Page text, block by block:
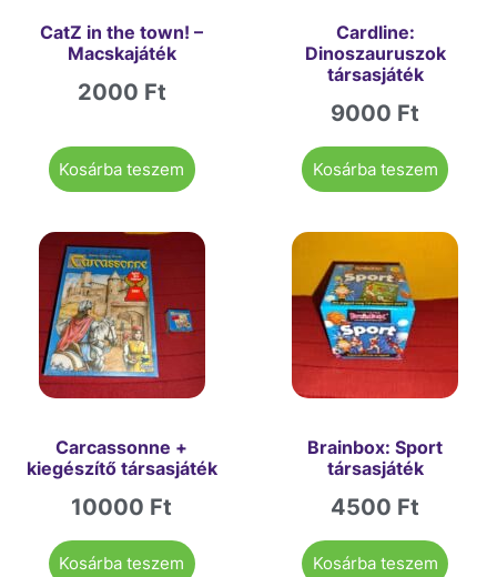
CatZ in the town! –
Macskajáték
2000 Ft
Kosárba teszem
Cardline:
Dinoszauruszok
társasjáték
9000 Ft
Kosárba teszem
Carcassonne +
kiegészítő társasjáték
10000 Ft
Kosárba teszem
Brainbox: Sport
társasjáték
4500 Ft
Kosárba teszem